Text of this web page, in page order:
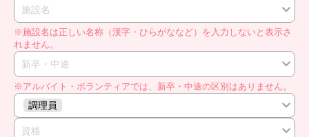
施設名
※施設名は正しい名称（漢字・ひらがななど）を入力しないと表示さ
れません。
新卒・中途
※アルバイト・ボランティアでは、新卒・中途の区別はありません。
調理員
資格